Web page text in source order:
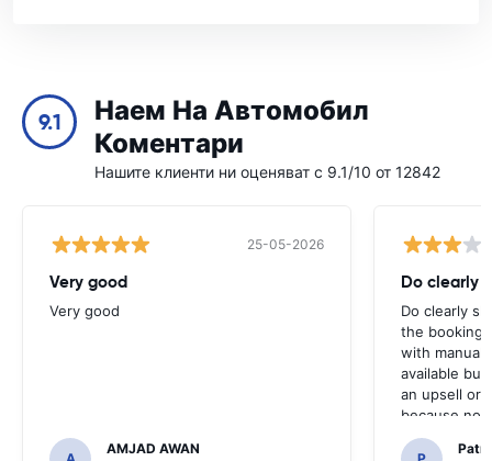
9.1
Наем На Автомобил
Коментари
Нашите клиенти ни оценяват с 9.1/10 от 12842
25-05-2026
Very good
Very good
AMJAD AWAN
Do clearly
Do clearly
the booking
with manual
available
an upsell or
because no
time of